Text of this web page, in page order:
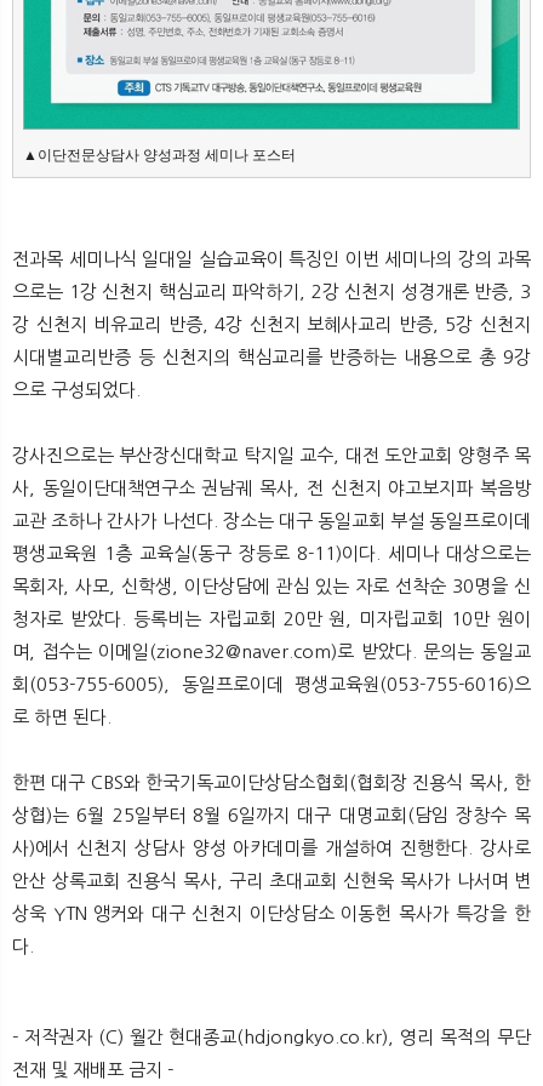
▲이단전문상담사 양성과정 세미나 포스터
전과목 세미나식 일대일 실습교육이 특징인 이번 세미나의 강의 과목
으로는 1강 신천지 핵심교리 파악하기, 2강 신천지 성경개론 반증, 3
강 신천지 비유교리 반증, 4강 신천지 보혜사교리 반증, 5강 신천지
시대별교리반증 등 신천지의 핵심교리를 반증하는 내용으로 총 9강
으로 구성되었다.
강사진으로는 부산장신대학교 탁지일 교수, 대전 도안교회 양형주 목
사, 동일이단대책연구소 권남궤 목사, 전 신천지 야고보지파 복음방
교관 조하나 간사가 나선다. 장소는 대구 동일교회 부설 동일프로이데
평생교육원 1층 교육실(동구 장등로 8-11)이다. 세미나 대상으로는
목회자, 사모, 신학생, 이단상담에 관심 있는 자로 선착순 30명을 신
청자로 받았다. 등록비는 자립교회 20만 원, 미자립교회 10만 원이
며, 접수는 이메일(zione32@naver.com)로 받았다. 문의는 동일교
회(053-755-6005), 동일프로이데 평생교육원(053-755-6016)으
로 하면 된다.
한편 대구 CBS와 한국기독교이단상담소협회(협회장 진용식 목사, 한
상협)는 6월 25일부터 8월 6일까지 대구 대명교회(담임 장창수 목
사)에서 신천지 상담사 양성 아카데미를 개설하여 진행한다. 강사로
안산 상록교회 진용식 목사, 구리 초대교회 신현욱 목사가 나서며 변
상욱 YTN 앵커와 대구 신천지 이단상담소 이동헌 목사가 특강을 한
다.​
- 저작권자 (C) 월간 현대종교(hdjongkyo.co.kr), 영리 목적의 무단
전재 및 재배포 금지 -